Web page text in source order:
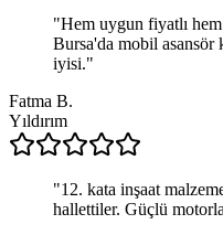
"Hem uygun fiyatlı
Bursa'da mobil asansör
iyisi."
Fatma B.
Yıldırım
"12. kata inşaat
hallettiler. Güçlü